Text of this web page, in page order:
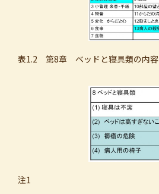
表1.2 第8章 ベッドと寝具類の内容
注1